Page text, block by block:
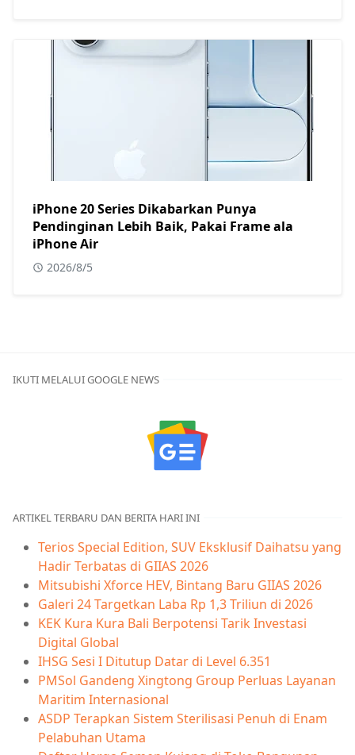
iPhone 20 Series Dikabarkan Punya
Pendinginan Lebih Baik, Pakai Frame ala
iPhone Air
2026/8/5
IKUTI MELALUI GOOGLE NEWS
ARTIKEL TERBARU DAN BERITA HARI INI
Terios Special Edition, SUV Eksklusif Daihatsu yang
Hadir Terbatas di GIIAS 2026
Mitsubishi Xforce HEV, Bintang Baru GIIAS 2026
Galeri 24 Targetkan Laba Rp 1,3 Triliun di 2026
KEK Kura Kura Bali Berpotensi Tarik Investasi
Digital Global
IHSG Sesi I Ditutup Datar di Level 6.351
PMSol Gandeng Xingtong Group Perluas Layanan
Maritim Internasional
ASDP Terapkan Sistem Sterilisasi Penuh di Enam
Pelabuhan Utama